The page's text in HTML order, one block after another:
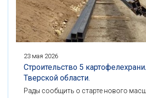
23 мая 2026
Строительство 5
Тверской области.
Рады сообщить о старте нового